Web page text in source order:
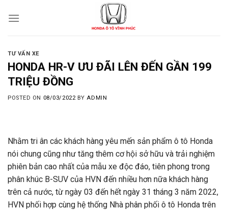
TƯ VẤN XE
HONDA HR-V ƯU ĐÃI LÊN ĐẾN GẦN 199
TRIỆU ĐỒNG
POSTED ON 08/03/2022BYADMIN
Nhằm tri ân các khách hàng yêu mến sản phẩm ô tô Honda
nói chung cũng như tăng thêm cơ hội sở hữu và trải nghiệm
phiên bản cao nhất của mẫu xe độc đáo, tiên phong trong
phân khúc B-SUV của HVN đến nhiều hơn nữa khách hàng
trên cả nước, từ ngày 03 đến hết ngày 31 tháng 3 năm 2022,
HVN phối hợp cùng hệ thống Nhà phân phối ô tô Honda trên